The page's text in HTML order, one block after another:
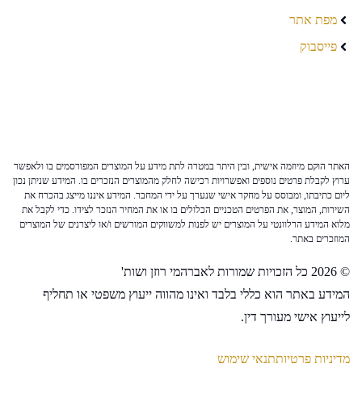
מפת אתר
פייסבוק
האתר הוקם מיוזמה אישית, ובין היתר במטרה לתת מידע על המוצרים המפורסמים בו ולאפשר
ערוץ לקבלת פרטים נוספים ואפשרויות רכישה לחלק מהמוצרים הנזכרים בו. המידע שניתן נכון
ליום כתיבתו, ומבוסס על מחקר אישי שנערך על ידי המחבר. המידע איננו מייצג בהכרח את
השירות, המוצר, את הפרטים הטכניים הכלולים בו או את המחיר הנזכר לצידו. כדי לקבל את
מלוא המידע הרלוונטי על המוצרים יש לפנות למשווקים המורשים ו/או ליצרנים של המוצרים
המוזכרים באתר.
© 2026 כל הזכויות שמורות לאברהמי רוזן ושות'
המידע באתר הוא כללי בלבד ואינו מהווה ייעוץ משפטי או תחליף
לייעוץ אישי מעורך דין.
מדיניות פרטיותתנאי שימוש